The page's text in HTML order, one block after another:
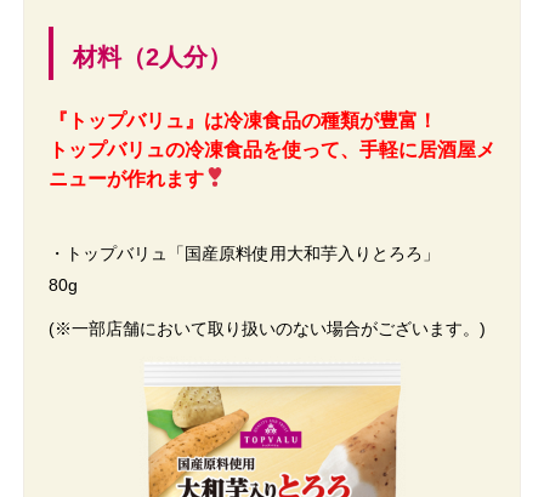
材料（2人分）
『トップバリュ』は冷凍食品の種類が豊富！
トップバリュの冷凍食品を使って、手軽に居酒屋メ
ニューが作れます
・トップバリュ「国産原料使用大和芋入りとろろ」
80g
(※一部店舗において取り扱いのない場合がございます。)